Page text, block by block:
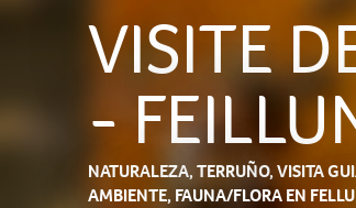
VISITE
-
NATURALEZA,TERRUÑO,VISITA
AMBIENTE, FAUNA/FLORAEN